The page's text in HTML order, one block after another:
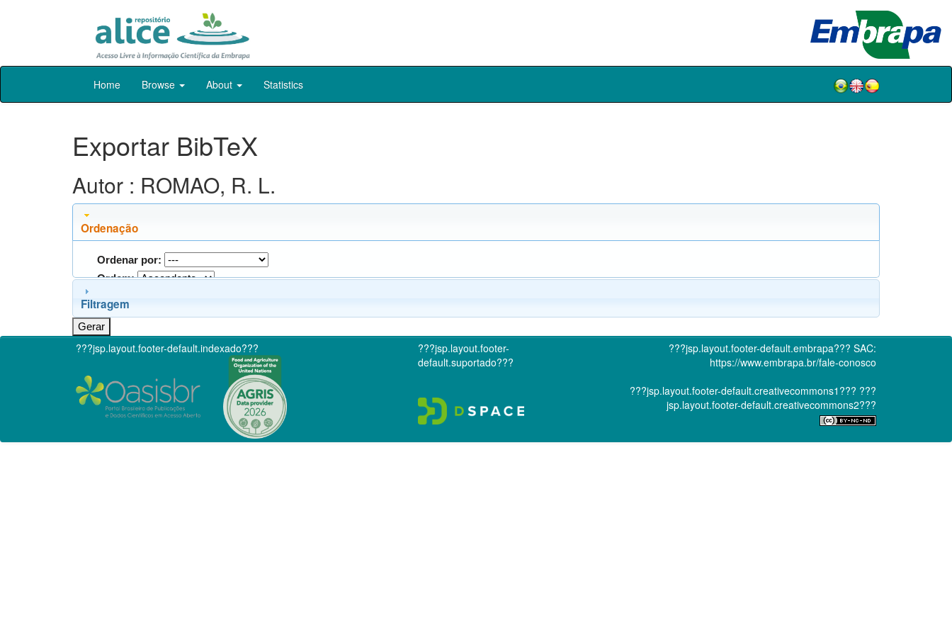
Skip
Home Browse About Statistics
Exportar BibTeX
Autor : ROMAO, R. L.
Ordenação
Ordenar por:
Ordem:
Filtragem
???jsp.layout.footer-default.indexado???
???jsp.layout.footer-
default.suportado???
???jsp.layout.footer-default.embrapa??? SAC:
https://www.embrapa.br/fale-conosco
???jsp.layout.footer-default.creativecommons1??? ???
jsp.layout.footer-default.creativecommons2???